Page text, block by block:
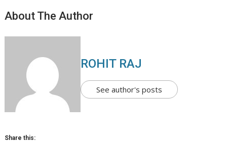
About The Author
ROHIT RAJ
See author's posts
Share this: